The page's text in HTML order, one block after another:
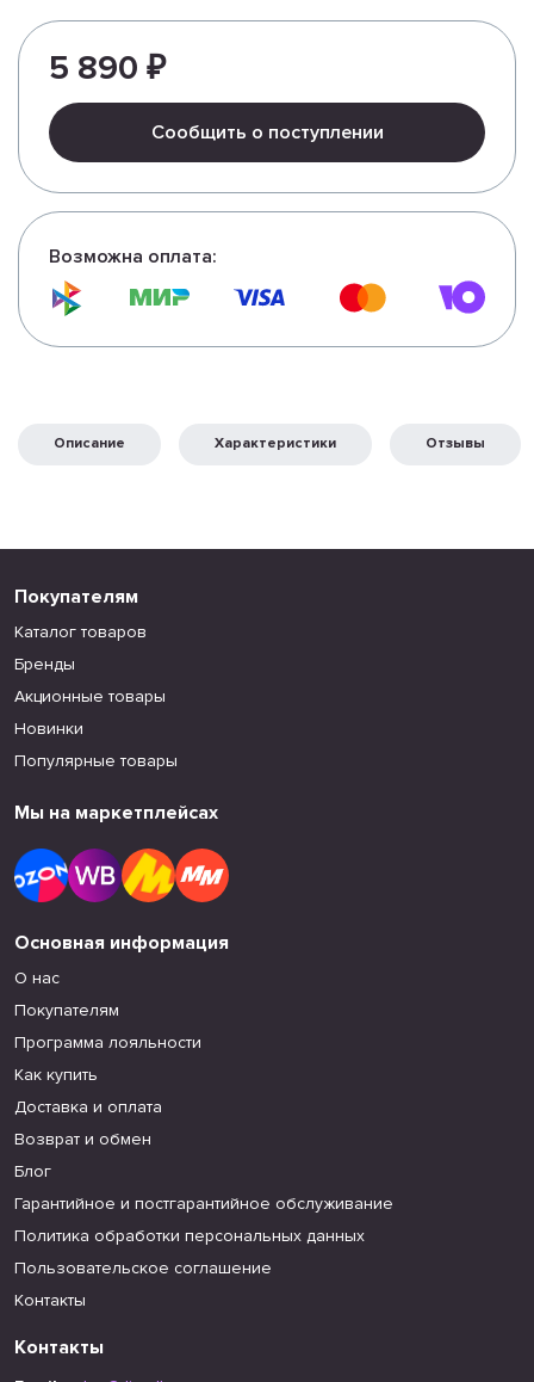
5 890 ₽
Сообщить о поступлении
Возможна оплата:
Описание Характеристики Отзывы
Покупателям
Каталог товаров
Бренды
Акционные товары
Новинки
Популярные товары
Мы на маркетплейсах
Основная информация
О нас
Покупателям
Программа лояльности
Как купить
Доставка и оплата
Возврат и обмен
Блог
Гарантийное и постгарантийное обслуживание
Политика обработки персональных данных
Пользовательское соглашение
Контакты
Контакты